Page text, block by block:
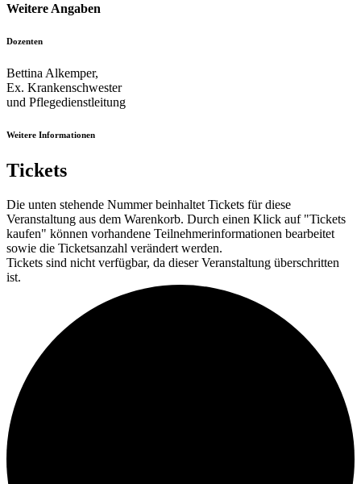
Weitere Angaben
Dozenten
Bettina Alkemper,
Ex. Krankenschwester
und Pflegedienstleitung
Weitere Informationen
Tickets
Die unten stehende Nummer beinhaltet Tickets für diese
Veranstaltung aus dem Warenkorb. Durch einen Klick auf "Tickets
kaufen" können vorhandene Teilnehmerinformationen bearbeitet
sowie die Ticketsanzahl verändert werden.
Tickets sind nicht verfügbar, da dieser Veranstaltung überschritten
ist.